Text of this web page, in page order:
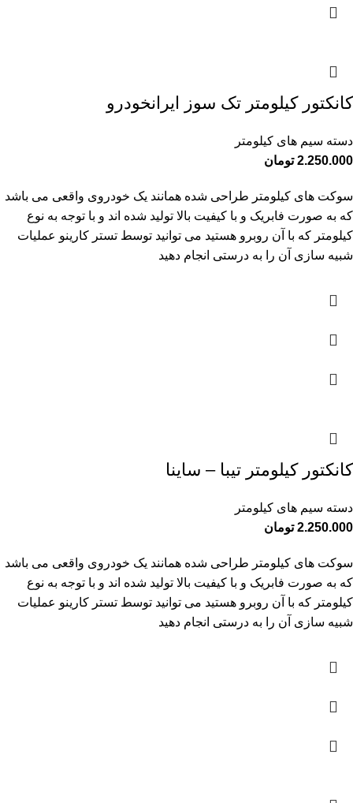
کانکتور کیلومتر تک سوز ایرانخودرو
دسته سیم های کیلومتر
2.250.000 تومان
سوکت های کیلومتر طراحی شده همانند یک خودروی واقعی می باشد
که به صورت فابریک و با کیفیت بالا تولید شده اند و با توجه به نوع
کیلومتر که با آن روبرو هستید می توانید توسط تستر کارینو عملیات
شبیه سازی آن را به درستی انجام دهید
کانکتور کیلومتر تیبا – ساینا
دسته سیم های کیلومتر
2.250.000 تومان
سوکت های کیلومتر طراحی شده همانند یک خودروی واقعی می باشد
که به صورت فابریک و با کیفیت بالا تولید شده اند و با توجه به نوع
کیلومتر که با آن روبرو هستید می توانید توسط تستر کارینو عملیات
شبیه سازی آن را به درستی انجام دهید